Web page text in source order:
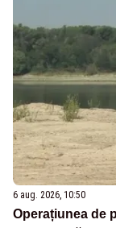
6 aug. 2026, 10:50
Operațiunea de